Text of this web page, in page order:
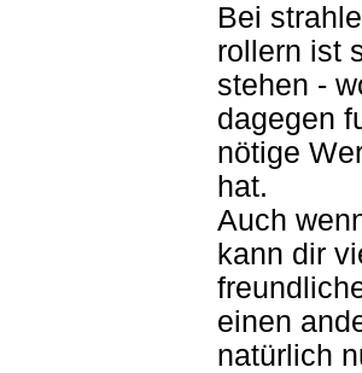
Bei
rollern ist
stehen -
dagegen
nötige
hat.
Auch
kann dir
einen
natürlich